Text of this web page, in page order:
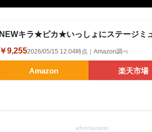
NEWキラ★ピカ★いっしょにステージミ
￥9,2552026/05/15 12:04時点｜Amazon調べ
Amazon 楽天市場
advertisement